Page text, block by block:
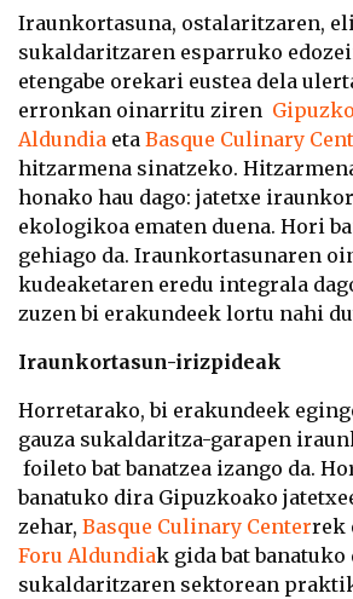
Iraunkortasuna, ostalaritzaren,
sukaldaritzaren esparruko
etengabe orekari eustea dela
erronkan oinarritu ziren
Aldundia eta Basque Culinary
hitzarmena sinatzeko.
honako hau dago: jatetxe
ekologikoa ematen duena. Hori
gehiago da. Iraunkortasunaren
kudeaketaren eredu integrala
zuzen bi erakundeek lortu nahi
Iraunkortasun-irizpideak
Horretarako, bi erakundeek
gauza sukaldaritza-garapen
foileto bat banatzea izango da.
banatuko dira Gipuzkoako
zehar, Basque Culinary Centerrek
Foru Aldundiak gida bat banatuko
sukaldaritzaren sektorean